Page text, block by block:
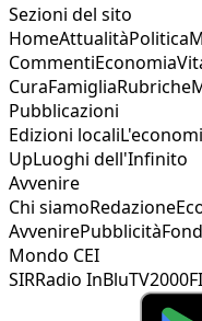
Sezioni del sito
HomeAttualitàPolitica
CommentiEconomia
CuraFamigliaRubriche
Pubblicazioni
Edizioni locali
UpLuoghi dell'Infinito
Avvenire
Chi siamoRedazione
AvvenirePubblicità
Mondo CEI
SIRRadio InBluTV2000